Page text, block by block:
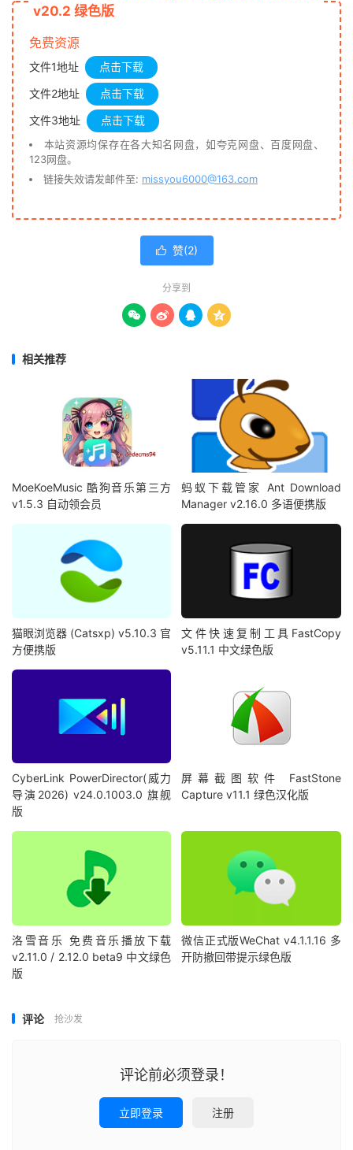
v20.2 绿色版
免费资源
文件1地址
点击下载
文件2地址
点击下载
文件3地址
点击下载
本站资源均保存在各大知名网盘，如夸克网盘、百度网盘、
123网盘。
链接失效请发邮件至: missyou6000@163.com
 赞(2)
分享到
   
相关推荐
MoeKoeMusic 酷狗音乐第三方
v1.5.3 自动领会员
蚂蚁下载管家 Ant Download
Manager v2.16.0 多语便携版
猫眼浏览器 (Catsxp) v5.10.3 官
方便携版
文件快速复制工具FastCopy
v5.11.1 中文绿色版
CyberLink PowerDirector(威力
导演2026) v24.0.1003.0 旗舰
版
屏幕截图软件 FastStone
Capture v11.1 绿色汉化版
洛雪音乐 免费音乐播放下载
v2.11.0 / 2.12.0 beta9 中文绿色
版
微信正式版WeChat v4.1.1.16 多
开防撤回带提示绿色版
评论 抢沙发
评论前必须登录！
立即登录 注册